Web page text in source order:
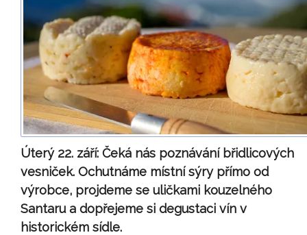
Úterý 22. září: Čeká nás poznávání břidlicových
vesniček. Ochutnáme místní sýry přímo od
výrobce, projdeme se uličkami kouzelného
Santaru a dopřejeme si degustaci vín v
historickém sídle.